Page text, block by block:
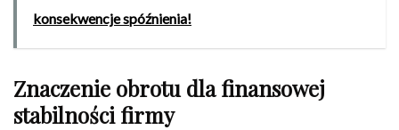
konsekwencje spóźnienia!
Znaczenie obrotu dla finansowej
stabilności firmy